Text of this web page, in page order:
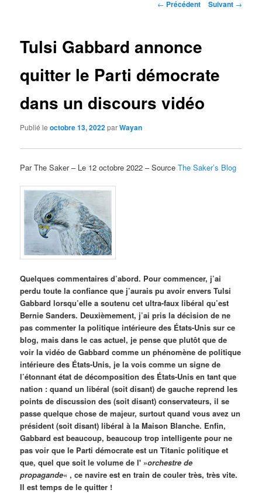
Navigation
← Précédent Suivant →
Tulsi Gabbard annonce
quitter le Parti démocrate
dans un discours vidéo
Publié leoctobre 13, 2022parWayan
Par The Saker – Le 12 octobre 2022 – SourceThe Saker’s Blog
Quelques commentaires d’abord. Pour commencer, j’ai
perdu toute la confiance que j’aurais pu avoir envers Tulsi
Gabbard lorsqu’elle a soutenu cet ultra-faux libéral qu’est
Bernie Sanders. Deuxièmement, j’ai pris la décision de ne
pas commenter la politique intérieure des États-Unis sur ce
blog, mais dans le cas actuel, je pense que plutôt que de
voir la vidéo de Gabbard comme un phénomène de politique
intérieure des États-Unis, je la vois comme un signe de
l’étonnant état de décomposition des États-Unis en tant que
nation : quand un libéral (soit disant) de gauche reprend les
points de discussion des (soit disant) conservateurs, il se
passe quelque chose de majeur, surtout quand vous avez un
président (soit disant) libéral à la Maison Blanche. Enfin,
Gabbard est beaucoup, beaucoup trop intelligente pour ne
pas voir que le Parti démocrate est un Titanic politique et
que, quel que soit le volume de l' »orchestre de
propagande« , ce navire est en train de couler très, très vite.
Il est temps de le quitter !